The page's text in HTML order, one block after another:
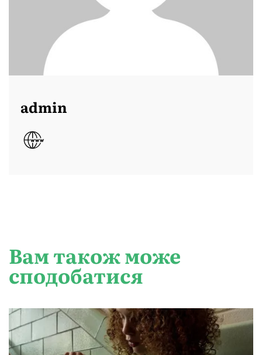
admin
Вам також може
сподобатися